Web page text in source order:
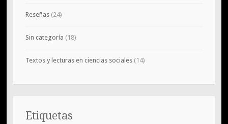
Reseñas(24)
Sin categoría (18)
Textos y lecturas en ciencias sociales(14)
Etiquetas